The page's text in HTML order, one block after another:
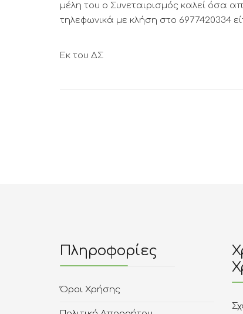
μέλη του ο Συνεταιρισμός καλεί όσα
τηλεφωνικά με κλήση στο 6977420334
Εκ του ΔΣ
Πληροφορίες
Όροι Χρήσης